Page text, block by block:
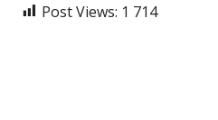
Post Views: 1 714